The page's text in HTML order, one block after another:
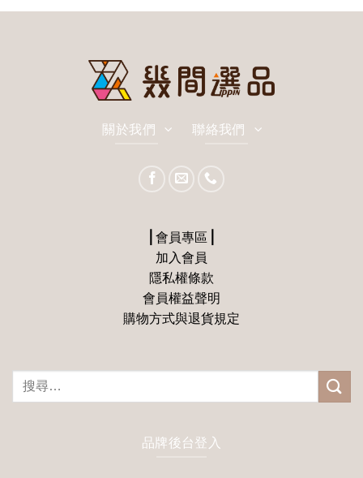
關於我們 聯絡我們
⎪會員專區⎪
加入會員
隱私權條款
會員權益聲明
購物方式與退貨規定
品牌後台登入